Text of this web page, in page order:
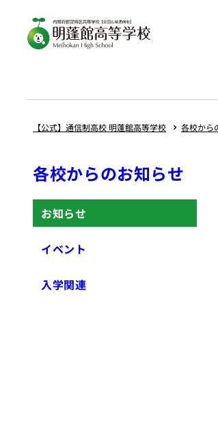
【公式】通信制高校 明蓬館高等学校 各校から
各校からのお知らせ
お知らせ
イベント
入学関連